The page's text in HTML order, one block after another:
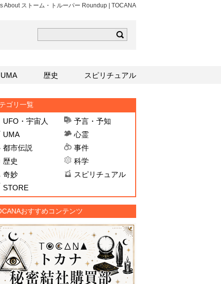
About ストーム・トルーパー Roundup | TOCANA
ゴリ一覧
UFO・宇宙人
予言・予知
UMA
心霊
都市伝説
事件
歴史
科学
奇妙
スピリチュアル
STORE
おすすめコンテンツ
UMA 歴史 スピリチュアル